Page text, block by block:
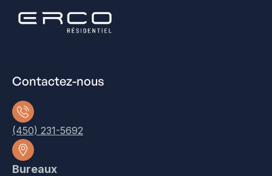
Contactez-nous
(450) 231-5692
Bureaux